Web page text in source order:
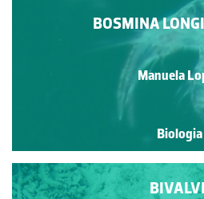
BOSMINA
Manuela
Biologia